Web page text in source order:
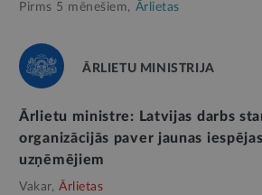
Pirms 5 mēnešiem, Ārlietas
ĀRLIETU MINISTRIJA
Ārlietu ministre: Latvijas darbs
organizācijās paver jaunas
uzņēmējiem
Vakar, Ārlietas